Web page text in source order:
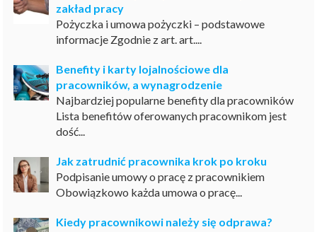
zakład pracy
Pożyczka i umowa pożyczki – podstawowe
informacje Zgodnie z art. art....
Benefity i karty lojalnościowe dla
pracowników, a wynagrodzenie
Najbardziej popularne benefity dla pracowników
Lista benefitów oferowanych pracownikom jest
dość...
Jak zatrudnić pracownika krok po kroku
Podpisanie umowy o pracę z pracownikiem
Obowiązkowo każda umowa o pracę...
Kiedy pracownikowi należy się odprawa?